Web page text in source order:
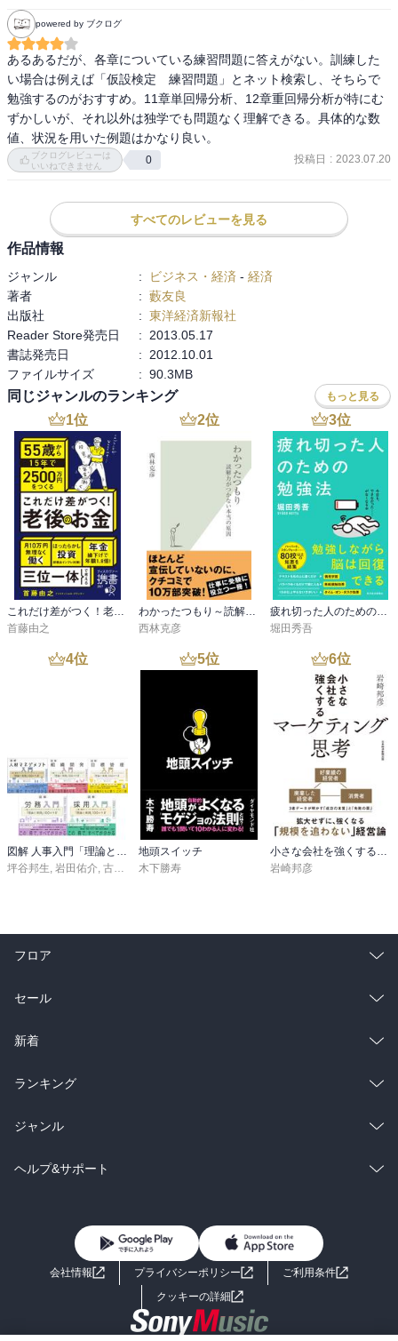
powered by ブクログ
あるあるだが、各章についている練習問題に答えがない。訓練した
い場合は例えば「仮設検定　練習問題」とネット検索し、そちらで
勉強するのがおすすめ。11章単回帰分析、12章重回帰分析が特にむ
ずかしいが、それ以外は独学でも問題なく理解できる。具体的な数
値、状況を用いた例題はかなり良い。
ブクログレビューは
いいねできません
0 投稿日 : 2023.07.20
すべてのレビューを見る
作品情報
ジャンル : ビジネス・経済 - 経済
著者
: 藪友良
出版社
: 東洋経済新報社
Reader Store発売日
:
2013.05.17
書誌発売日
:
2012.10.01
ファイルサイズ
: 90.3MB
同じジャンルのランキング もっと見る
1位
これだけ差がつく！老後のお金 55歳から15年で2500万円をつくる
首藤由之
2位
わかったつもり～読解力がつかない本当の原因～
西林克彦
3位
疲れ切った人のための勉強法
堀田秀吾
4位
坪谷邦生 岩田佑介 古茶宏志 ,秋山絋樹
5位
地頭スイッチ
木下勝寿
6位
岩崎邦彦
フロア
総合
ラノベ
雑誌・グラビア
BL・TL
セール
総合
ラノベ
雑誌・グラビア
BL・TL
新着
総合
ラノベ
雑誌・グラビア
ランキング
総合
ラノベ
ジャンル
コミック
ライトノベル 男子向けラノベ
小説
海外小説
ヘルプ&サポート
よくあるご質問 お問い合わせ
会社情報 プライバシーポリシー
ご利用条件
クッキーの詳細